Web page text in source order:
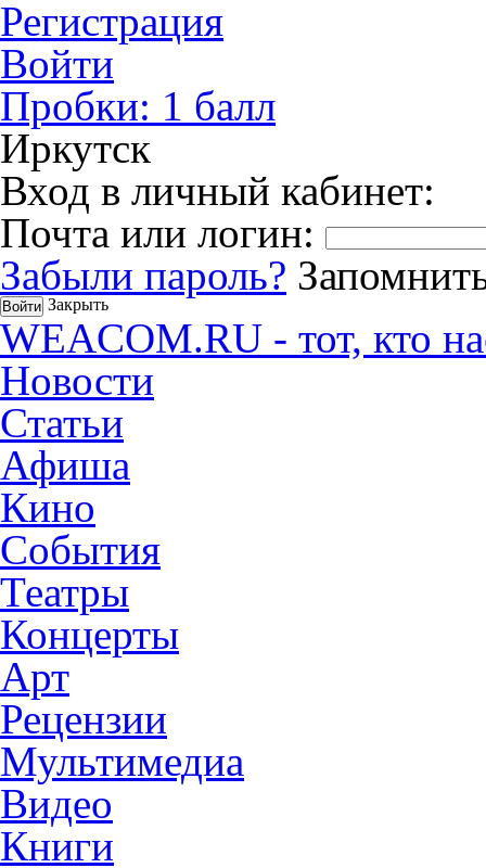
Регистрация
Войти
Пробки: 1 балл
Иркутск
Вход в личный кабинет:
Почта или логин:
Забыли пароль?
Закрыть
WEACOM.RU - тот, кто
Новости
Статьи
Афиша
Кино
События
Театры
Концерты
Арт
Рецензии
Мультимедиа
Видео
Книги